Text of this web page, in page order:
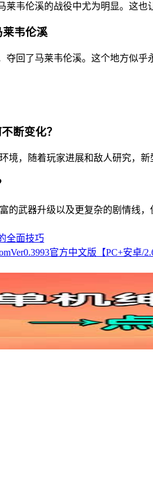
韦伦溪的战役中尤为明显。这也
韦伦溪
夺回了马莱韦伦溪。这个地方似
断变化？
境，随着玩家进展和敌人研究，
的武器升级以及更复杂的剧情线，
全面技巧
官方中文版【PC+安卓/